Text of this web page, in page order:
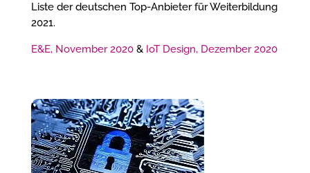
Liste der deutschen Top-Anbieter für Weiterbildung
2021.
E&E, November 2020& IoT Design, Dezember 2020